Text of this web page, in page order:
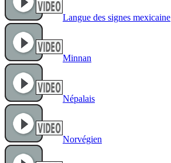
Langue des signes mexicaine
Minnan
Népalais
Norvégien